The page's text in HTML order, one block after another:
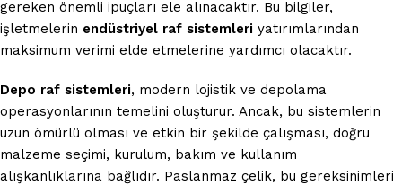
gereken önemli ipuçları ele alınacaktır. Bu bilgiler,
işletmelerin endüstriyel raf sistemleri yatırımlarından
maksimum verimi elde etmelerine yardımcı olacaktır.
Depo raf sistemleri, modern lojistik ve depolama
operasyonlarının temelini oluşturur. Ancak, bu sistemlerin
uzun ömürlü olması ve etkin bir şekilde çalışması, doğru
malzeme seçimi, kurulum, bakım ve kullanım
alışkanlıklarına bağlıdır. Paslanmaz çelik, bu gereksinimleri